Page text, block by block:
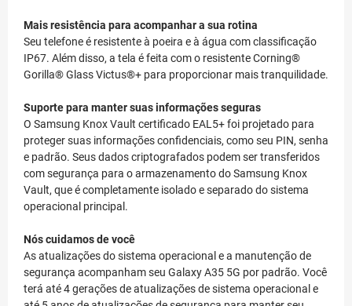
Mais resistência para acompanhar a sua rotina
Seu telefone é resistente à poeira e à água com classificação
IP67. Além disso, a tela é feita com o resistente Corning®
Gorilla® Glass Victus®+ para proporcionar mais tranquilidade.
Suporte para manter suas informações seguras
O Samsung Knox Vault certificado EAL5+ foi projetado para
proteger suas informações confidenciais, como seu PIN, senha
e padrão. Seus dados criptografados podem ser transferidos
com segurança para o armazenamento do Samsung Knox
Vault, que é completamente isolado e separado do sistema
operacional principal.
Nós cuidamos de você
As atualizações do sistema operacional e a manutenção de
segurança acompanham seu Galaxy A35 5G por padrão. Você
terá até 4 gerações de atualizações de sistema operacional e